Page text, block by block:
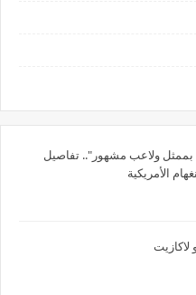
بممثل ولاعب مشهور".. تفاصيل
الأمريكية
لاكازيت